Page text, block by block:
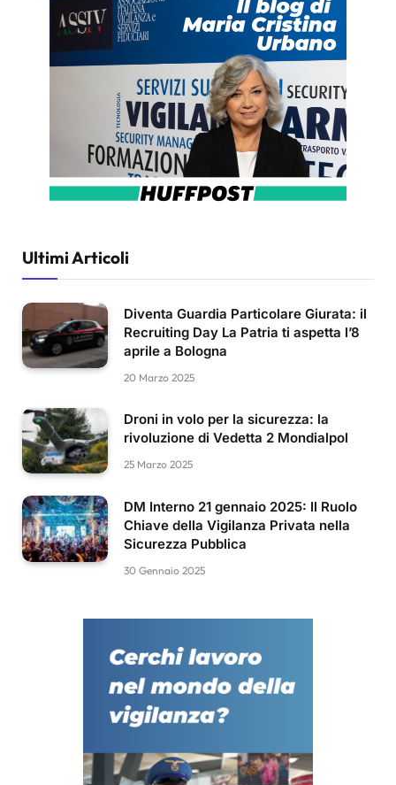
Ultimi Articoli
Diventa Guardia Particolare Giurata: il
Recruiting Day La Patria ti aspetta l’8
aprile a Bologna
20 Marzo 2025
Droni in volo per la sicurezza: la
rivoluzione di Vedetta 2 Mondialpol
25 Marzo 2025
DM Interno 21 gennaio 2025: Il Ruolo
Chiave della Vigilanza Privata nella
Sicurezza Pubblica
30 Gennaio 2025